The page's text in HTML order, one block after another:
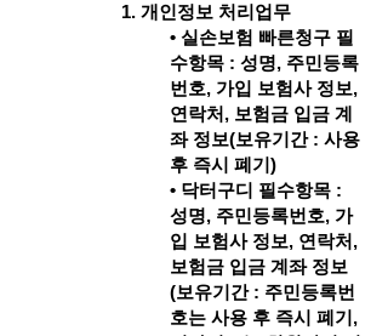
1. 개인정보 처리업무
• 실손보험 빠른청구 필
수항목 : 성명, 주민등록
번호, 가입 보험사 정보,
연락처, 보험금 입금 계
좌 정보(보유기간 : 사용
후 즉시 폐기)
• 닥터구디 필수항목 :
성명, 주민등록번호, 가
입 보험사 정보, 연락처,
보험금 입금 계좌 정보
(보유기간 : 주민등록번
호는 사용 후 즉시 폐기,